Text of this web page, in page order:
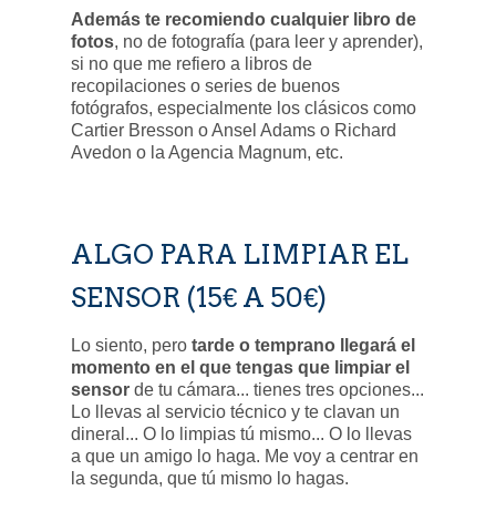
Además te recomiendo cualquier libro de
fotos, no de fotografía (para leer y aprender),
si no que me refiero a libros de
recopilaciones o series de buenos
fotógrafos, especialmente los clásicos como
Cartier Bresson o Ansel Adams o Richard
Avedon o la Agencia Magnum, etc.
ALGO PARA LIMPIAR EL
SENSOR (15€ A 50€)
Lo siento, pero tarde o temprano llegará el
momento en el que tengas que limpiar el
sensor de tu cámara... tienes tres opciones...
Lo llevas al servicio técnico y te clavan un
dineral... O lo limpias tú mismo... O lo llevas
a que un amigo lo haga. Me voy a centrar en
la segunda, que tú mismo lo hagas.